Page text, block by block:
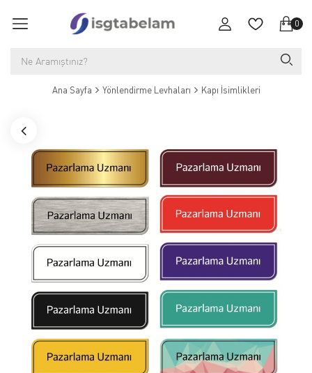
0
Ana Sayfa Yönlendirme Levhaları Kapı İsimlikleri